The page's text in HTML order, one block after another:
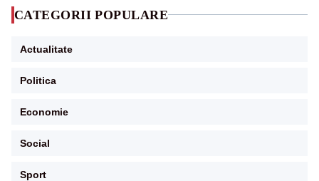
CATEGORII POPULARE
Actualitate
Politica
Economie
Social
Sport